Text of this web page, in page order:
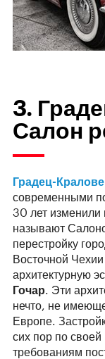
3.
Салон
Градец-Кралове
современными
30 лет изменили
называют
перестройку
Восточной
архитектурную
Гочар. Эти
нечто, не
Европе.
сих пор по
требованиям